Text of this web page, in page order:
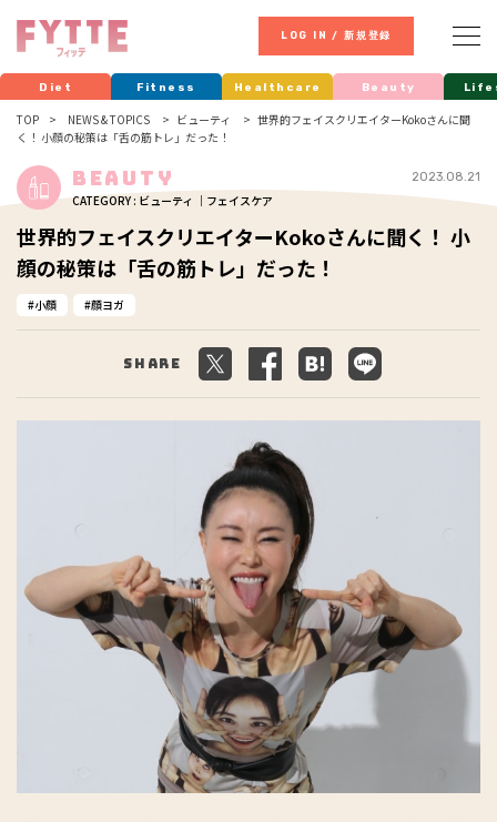
LOG IN / 新規登録
Diet Fitness Healthcare Beauty
TOP NEWS & TOPICS ビューティ
世界的フェイスクリエイターKokoさんに聞
く！ 小顔の秘策は「舌の筋トレ」だった！
Beauty
CATEGORY : ビューティ ｜フェイスケア
2023.08.21
世界的フェイスクリエイターKokoさんに聞く！ 小
顔の秘策は「舌の筋トレ」だった！
小顔 顔ヨガ
Share